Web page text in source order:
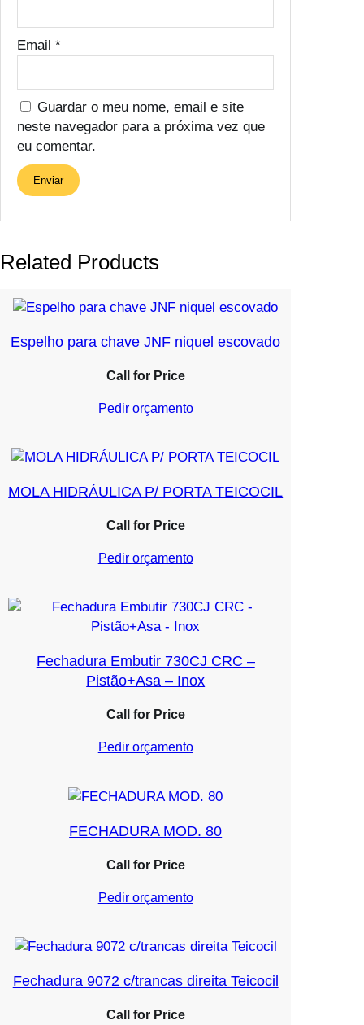
Email *
Guardar o meu nome, email e site
neste navegador para a próxima vez que
eu comentar.
Related Products
Espelho para chave JNF niquel escovado
Call for Price
Pedir orçamento
MOLA HIDRÁULICA P/ PORTA TEICOCIL
Call for Price
Pedir orçamento
Fechadura Embutir 730CJ CRC –
Pistão+Asa – Inox
Call for Price
Pedir orçamento
FECHADURA MOD. 80
Call for Price
Pedir orçamento
Fechadura 9072 c/trancas direita Teicocil
Call for Price